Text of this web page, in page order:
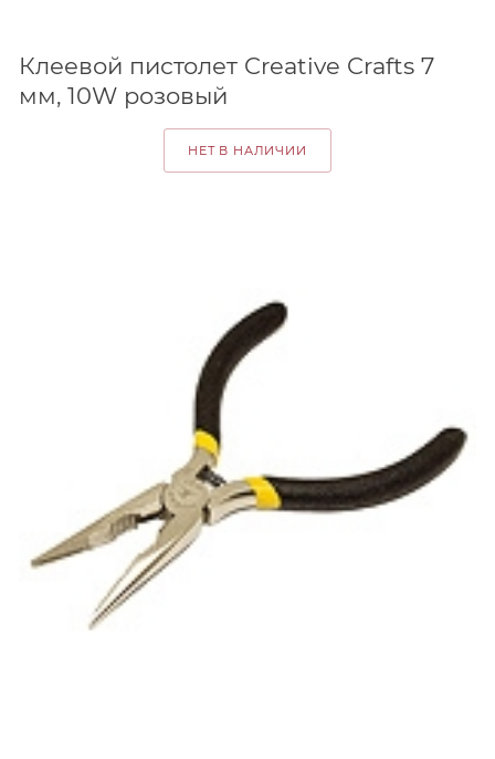
Клеевой пистолет Creative Crafts 7
мм, 10W розовый
НЕТ В НАЛИЧИИ